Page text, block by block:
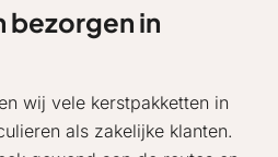
in
wij vele kerstpakketten in
als zakelijke klanten.